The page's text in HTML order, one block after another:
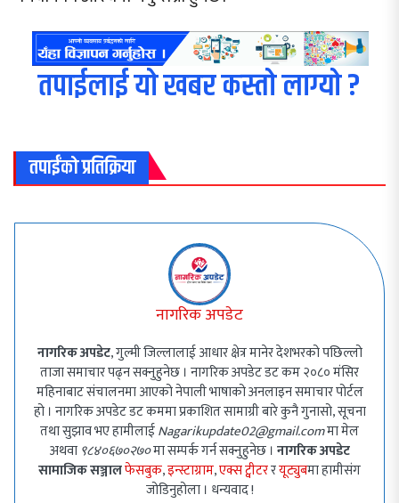
तपाईलाई यो खबर कस्तो लाग्यो ?
तपाईंको प्रतिक्रिया
नागरिक अपडेट
नागरिक अपडेट, गुल्मी जिल्लालाई आधार क्षेत्र मानेर देशभरको पछिल्लो
ताजा समाचार पढ्न सक्नुहुनेछ । नागरिक अपडेट डट कम २०८० मंसिर
महिनाबाट संचालनमा आएको नेपाली भाषाको अनलाइन समाचार पोर्टल
हो । नागरिक अपडेट डट कममा प्रकाशित सामाग्री बारे कुनै गुनासो, सूचना
तथा सुझाव भए हामीलाईNagarikupdate02@gmail.comमा मेल
अथवा ९८४०६७०२७०मा सम्पर्क गर्न सक्नुहुनेछ । नागरिक अपडेट
सामाजिक सञ्जालफेसबुक,इन्स्टाग्राम,एक्स ट्वीटररयूट्युबमा हामीसंग
जोडिनुहोला । धन्यवाद !